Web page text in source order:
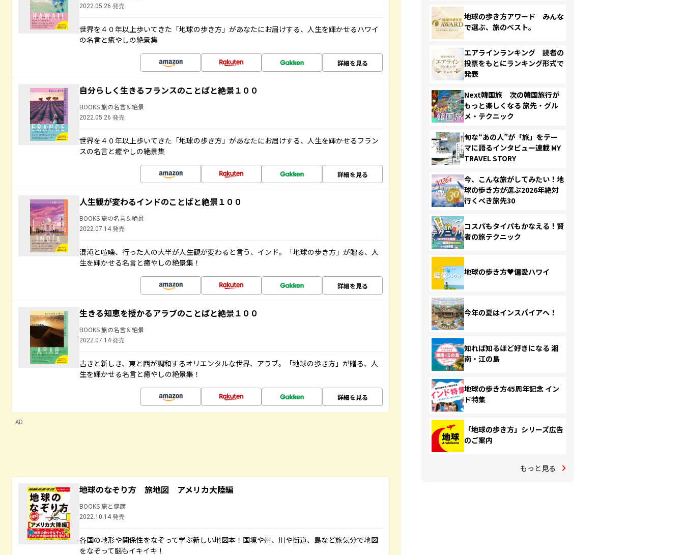
2022.05.26 発売
世界を４０年以上歩いてきた「地球の歩き方」があなたにお届けする、人生を輝かせるハワイ
の名言と癒やしの絶景集
詳細を見る
自分らしく生きるフランスのことばと絶景１００
BOOKS 旅の名言＆絶景
2022.05.26 発売
世界を４０年以上歩いてきた「地球の歩き方」があなたにお届けする、人生を輝かせるフラン
スの名言と癒やしの絶景集
詳細を見る
人生観が変わるインドのことばと絶景１００
BOOKS 旅の名言＆絶景
2022.07.14 発売
混沌と喧噪、行った人の大半が人生観が変わると言う、インド。「地球の歩き方」が贈る、人
生を輝かせる名言と癒やしの絶景集！
詳細を見る
生きる知恵を授かるアラブのことばと絶景１００
BOOKS 旅の名言＆絶景
2022.07.14 発売
古きと新しき、東と西が調和するオリエンタルな世界、アラブ。「地球の歩き方」が贈る、人
生を輝かせる名言と癒やしの絶景集！
詳細を見る
AD
地球のなぞり方 旅地図 アメリカ大陸編
BOOKS 旅と健康
2022.10.14 発売
各国の地形や関係性をなぞって学ぶ新しい地図本！国境や州、川や街道、島など旅気分で地図
をなぞって脳もイキイキ！
地球の歩き方アワード みんな
で選ぶ、旅のベスト。
エアラインランキング 読者の
投票をもとにランキング形式で
発表
Next韓国旅 次の韓国旅行が
もっと楽しくなる 旅先・グル
メ・テクニック
旬な“あの人”が「旅」をテー
マに語るインタビュー連載 MY
TRAVEL STORY
今、こんな旅がしてみたい！地
球の歩き方が選ぶ2026年絶対
行くべき旅先30
コスパもタイパもかなえる！賢
者の旅テクニック
地球の歩き方♥偏愛ハワイ
今年の夏はインスパイアへ！
知れば知るほど好きになる 湘
南・江の島
地球の歩き方45周年記念 イン
ド特集
「地球の歩き方」シリーズ広告
のご案内
もっと見る